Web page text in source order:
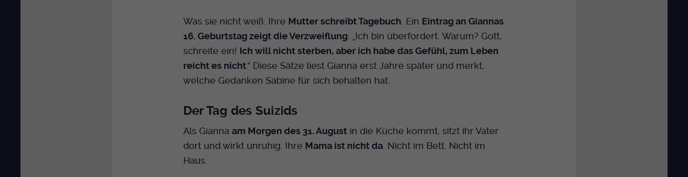
Was sie nicht weiß: Ihre Mutter schreibt Tagebuch . Ein Eintrag an Giannas
16. Geburtstag zeigt die Verzweiflung: „Ich bin überfordert. Warum? Gott,
schreite ein! Ich will nicht sterben, aber ich habe das Gefühl, zum Leben
reicht es nicht.“ Diese Sätze liest Gianna erst Jahre später und merkt,
welche Gedanken Sabine für sich behalten hat.
Der Tag des Suizids
Als Gianna am Morgen des 31. Augustin die Küche kommt, sitzt ihr Vater
dort und wirkt unruhig. Ihre Mama ist nicht da. Nicht im Bett. Nicht im
Haus.